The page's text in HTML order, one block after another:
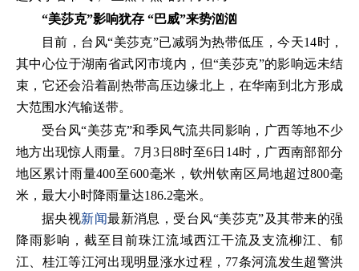
“美莎克”影响犹存 “巴威”来势汹汹
目前，台风“美莎克”已减弱为热带低压，今天14时，
其中心位于湖南省武冈市境内，但“美莎克”的影响远未结
束，它还会沿着副热带高压边缘北上，在华南到北方形成
大范围水汽输送带。
受台风“美莎克”和季风气流共同影响，广西等地不少
地方出现惊人雨量。7月3日8时至6日14时，广西南部部分
地区累计雨量400至600毫米，钦州钦南区局地超过800毫
米，最大小时降雨量达186.2毫米。
据央视新闻最新消息，受台风“美莎克”及其带来的强
降雨影响，截至目前珠江流域西江干流及支流柳江、郁
江、桂江等江河出现明显涨水过程，77条河流发生超警洪